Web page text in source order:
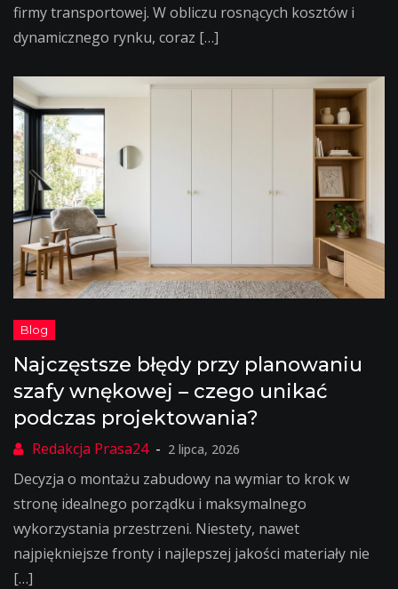
firmy transportowej. W obliczu rosnących kosztów i
dynamicznego rynku, coraz […]
Najczęstsze błędy przy planowaniu
szafy wnękowej – czego unikać
podczas projektowania?
2 lipca, 2026
Decyzja o montażu zabudowy na wymiar to krok w
stronę idealnego porządku i maksymalnego
wykorzystania przestrzeni. Niestety, nawet
najpiękniejsze fronty i najlepszej jakości materiały nie
[…]